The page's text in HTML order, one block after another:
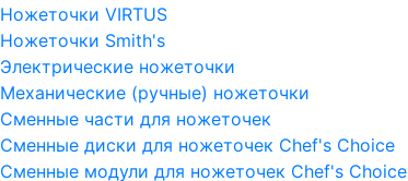
Ножеточки VIRTUS
Ножеточки Smith's
Электрические ножеточки
Механические (ручные) ножеточки
Сменные части для ножеточек
Сменные диски для ножеточек Chef's Choice
Сменные модули для ножеточек Chef's Choice